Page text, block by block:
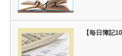
【毎日簿記